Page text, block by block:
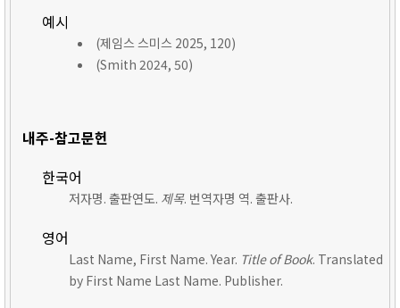
예시
(제임스 스미스 2025, 120)
(Smith 2024, 50)
내주-참고문헌
한국어
저자명. 출판연도. 제목. 번역자명 역. 출판사.
영어
Last Name, First Name. Year. Title of Book. Translated
by First Name Last Name. Publisher.